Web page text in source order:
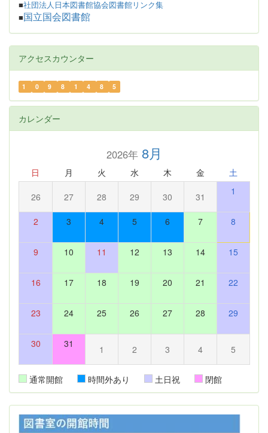
■社団法人日本図書館協会図書館リンク集
■ 国立国会図書館
アクセスカウンター
1 0 9 8 1 4 8 5
カレンダー
2026年8月
日 月 火 水 木 金 土
26 27 28 29 30 31 1
2 3 4 5 6 7 8
9 10 11 12 13 14 15
16 17 18 19 20 21 22
23 24 25 26 27 28 29
30 31 1 2 3 4 5
通常開館 時間外あり 土日祝 閉館